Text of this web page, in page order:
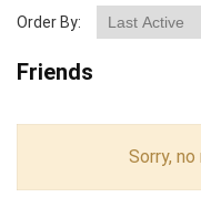
Order By:
Friends
Sorry,